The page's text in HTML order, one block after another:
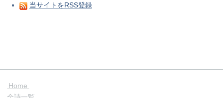
当サイトをRSS登録
Home